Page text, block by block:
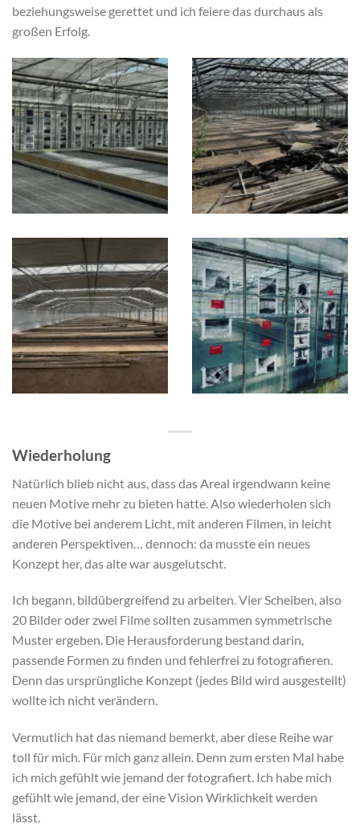
beziehungsweise gerettet und ich feiere das durchaus als
großen Erfolg.
Wiederholung
Natürlich blieb nicht aus, dass das Areal irgendwann keine
neuen Motive mehr zu bieten hatte. Also wiederholen sich
die Motive bei anderem Licht, mit anderen Filmen, in leicht
anderen Perspektiven… dennoch: da musste ein neues
Konzept her, das alte war ausgelutscht.
Ich begann, bildübergreifend zu arbeiten. Vier Scheiben, also
20 Bilder oder zwei Filme sollten zusammen symmetrische
Muster ergeben. Die Herausforderung bestand darin,
passende Formen zu finden und fehlerfrei zu fotografieren.
Denn das ursprüngliche Konzept (jedes Bild wird ausgestellt)
wollte ich nicht verändern.
Vermutlich hat das niemand bemerkt, aber diese Reihe war
toll für mich. Für mich ganz allein. Denn zum ersten Mal habe
ich mich gefühlt wie jemand der fotografiert. Ich habe mich
gefühlt wie jemand, der eine Vision Wirklichkeit werden
lässt.